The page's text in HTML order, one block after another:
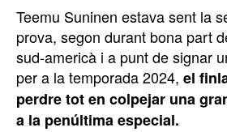
Teemu Suninen estava sent la
prova, segon durant bona part
sud-americà i a punt de signar
per a la temporada 2024, el
perdre tot en colpejar una
a la penúltima especial.